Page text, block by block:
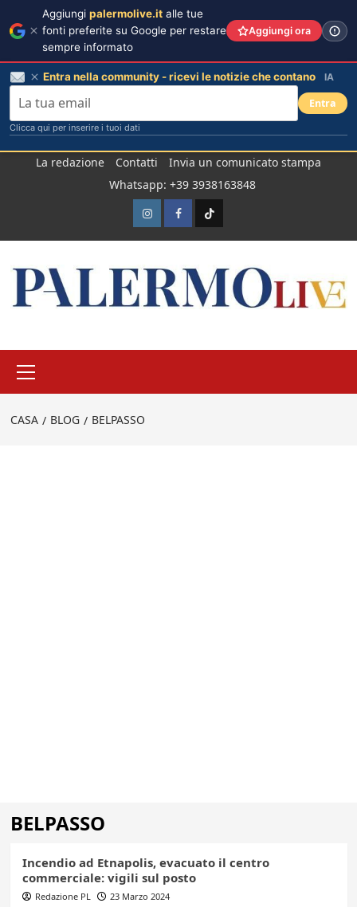
La redazione Contatti
Invia un comunicato stampa
Whatsapp: +39 3938163848
InstagramFacebook
TikTok
principale
CASA BLOG BELPASSO
BELPASSO
Incendio ad Etnapolis, evacuato il centro
commerciale: vigili sul posto
Redazione PL 23 Marzo 2024
Aggiungi palermolive.it alle tue
fonti preferite su Google per restare
sempre informato
Aggiungi ora
Entra nella community - ricevi le notizie che contano IA
Entra
Clicca qui per inserire i tuoi dati